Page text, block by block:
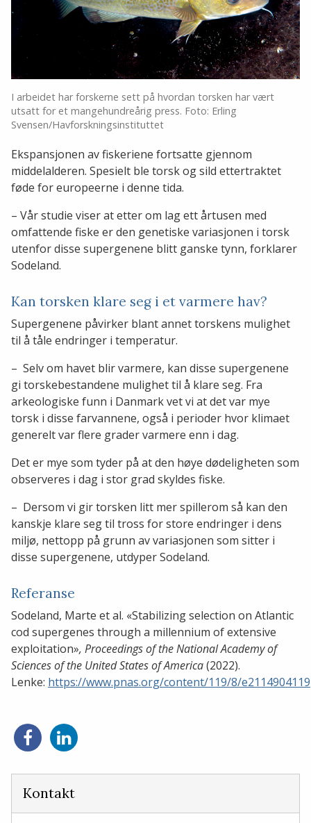
I arbeidet har forskerne sett på hvordan torsken har vært
utsatt for et mangehundreårig press. Foto: Erling
Svensen/Havforskningsinstituttet
Ekspansjonen av fiskeriene fortsatte gjennom
middelalderen. Spesielt ble torsk og sild ettertraktet
føde for europeerne i denne tida.
– Vår studie viser at etter om lag ett årtusen med
omfattende fiske er den genetiske variasjonen i torsk
utenfor disse supergenene blitt ganske tynn, forklarer
Sodeland.
Kan torsken klare seg i et varmere hav?
Supergenene påvirker blant annet torskens mulighet
til å tåle endringer i temperatur.
– Selv om havet blir varmere, kan disse supergenene
gi torskebestandene mulighet til å klare seg. Fra
arkeologiske funn i Danmark vet vi at det var mye
torsk i disse farvannene, også i perioder hvor klimaet
generelt var flere grader varmere enn i dag.
Det er mye som tyder på at den høye dødeligheten som
observeres i dag i stor grad skyldes fiske.
– Dersom vi gir torsken litt mer spillerom så kan den
kanskje klare seg til tross for store endringer i dens
miljø, nettopp på grunn av variasjonen som sitter i
disse supergenene, utdyper Sodeland.
Referanse
Sodeland, Marte et al. «Stabilizing selection on Atlantic
cod supergenes through a millennium of extensive
exploitation», Proceedings of the National Academy of
Sciences of the United States of America(2022).
Lenke: https://www.pnas.org/content/119/8/e2114904119
Del
på
Del
på
Kontakt